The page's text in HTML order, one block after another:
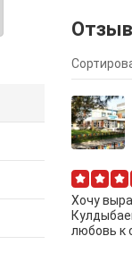
Хочу
любовь к